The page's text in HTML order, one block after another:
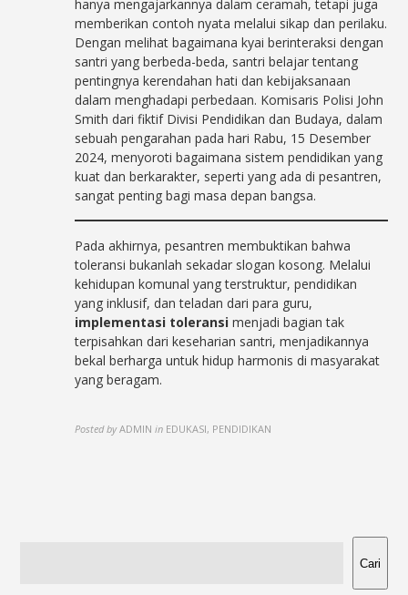
hanya mengajarkannya dalam ceramah, tetapi juga
memberikan contoh nyata melalui sikap dan perilaku.
Dengan melihat bagaimana kyai berinteraksi dengan
santri yang berbeda-beda, santri belajar tentang
pentingnya kerendahan hati dan kebijaksanaan
dalam menghadapi perbedaan. Komisaris Polisi John
Smith dari fiktif Divisi Pendidikan dan Budaya, dalam
sebuah pengarahan pada hari Rabu, 15 Desember
2024, menyoroti bagaimana sistem pendidikan yang
kuat dan berkarakter, seperti yang ada di pesantren,
sangat penting bagi masa depan bangsa.
Pada akhirnya, pesantren membuktikan bahwa
toleransi bukanlah sekadar slogan kosong. Melalui
kehidupan komunal yang terstruktur, pendidikan
yang inklusif, dan teladan dari para guru,
implementasi toleransi menjadi bagian tak
terpisahkan dari keseharian santri, menjadikannya
bekal berharga untuk hidup harmonis di masyarakat
yang beragam.
Posted by ADMIN in EDUKASI, PENDIDIKAN
Cari